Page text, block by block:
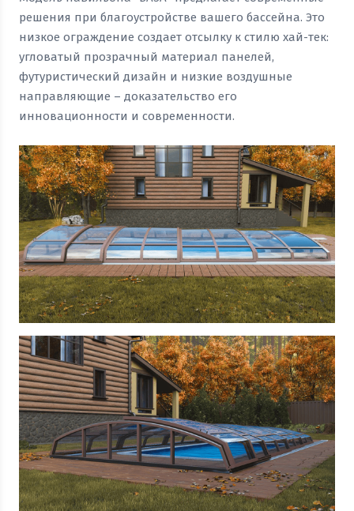
решения при благоустройстве вашего бассейна. Это
низкое ограждение создает отсылку к стилю хай-тек:
угловатый прозрачный материал панелей,
футуристический дизайн и низкие воздушные
направляющие – доказательство его
инновационности и современности.